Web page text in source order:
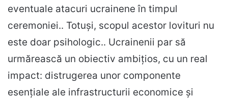
eventuale atacuri ucrainene în timpul
ceremoniei.. Totuși, scopul acestor lovituri nu
este doar psihologic.. Ucrainenii par să
urmărească un obiectiv ambițios, cu un real
impact: distrugerea unor componente
esențiale ale infrastructurii economice și